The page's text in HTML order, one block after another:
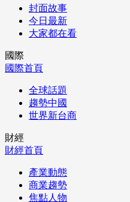
封面故事
今日最新
大家都在看
國際
國際首頁
全球話題
趨勢中國
世界新台商
財經
財經首頁
產業動態
商業趨勢
焦點人物